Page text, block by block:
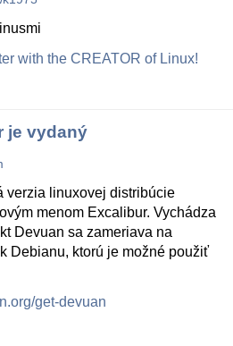
with the CREATOR of Linux!
je vydaný
verzia linuxovej distribúcie
menom Excalibur. Vychádza
Devuan sa zameriava na
Debianu, ktorú je možné použiť
get-devuan